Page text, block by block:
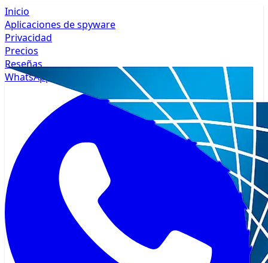
Inicio
Aplicaciones de spyware
Privacidad
Precios
Reseñas
WhatsApp